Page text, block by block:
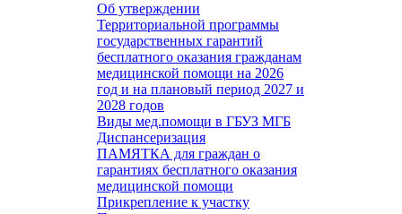
Об утверждении
Территориальной программы
государственных гарантий
бесплатного оказания гражданам
медицинской помощи на 2026
год и на плановый период 2027 и
2028 годов
Виды мед.помощи в ГБУЗ МГБ
Диспансеризация
ПАМЯТКА для граждан о
гарантиях бесплатного оказания
медицинской помощи
Прикрепление к участку